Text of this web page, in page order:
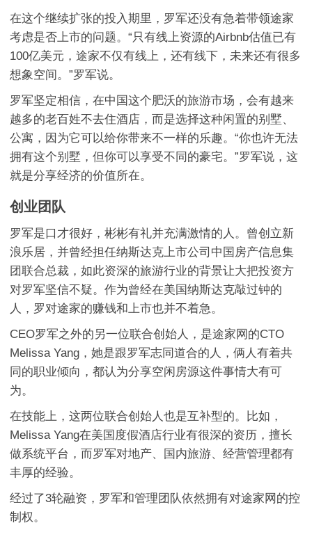
在这个继续扩张的投入期里，罗军还没有急着带领途家
考虑是否上市的问题。“只有线上资源的Airbnb估值已有
100亿美元，途家不仅有线上，还有线下，未来还有很多
想象空间。”罗军说。
罗军坚定相信，在中国这个肥沃的旅游市场，会有越来
越多的老百姓不去住酒店，而是选择这种闲置的别墅、
公寓，因为它可以给你带来不一样的乐趣。“你也许无法
拥有这个别墅，但你可以享受不同的豪宅。”罗军说，这
就是分享经济的价值所在。
创业团队
罗军是口才很好，彬彬有礼并充满激情的人。曾创立新
浪乐居，并曾经担任纳斯达克上市公司中国房产信息集
团联合总裁，如此资深的旅游行业的背景让大把投资方
对罗军坚信不疑。作为曾经在美国纳斯达克敲过钟的
人，罗对途家的赚钱和上市也并不着急。
CEO罗军之外的另一位联合创始人，是途家网的CTO
Melissa Yang，她是跟罗军志同道合的人，俩人有着共
同的职业倾向，都认为分享空闲房源这件事情大有可
为。
在技能上，这两位联合创始人也是互补型的。比如，
Melissa Yang在美国度假酒店行业有很深的资历，擅长
做系统平台，而罗军对地产、国内旅游、经营管理都有
丰厚的经验。
经过了3轮融资，罗军和管理团队依然拥有对途家网的控
制权。